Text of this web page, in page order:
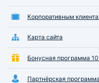
Корпоративным
Карта сайта
Бонусная программа
Партнёрская